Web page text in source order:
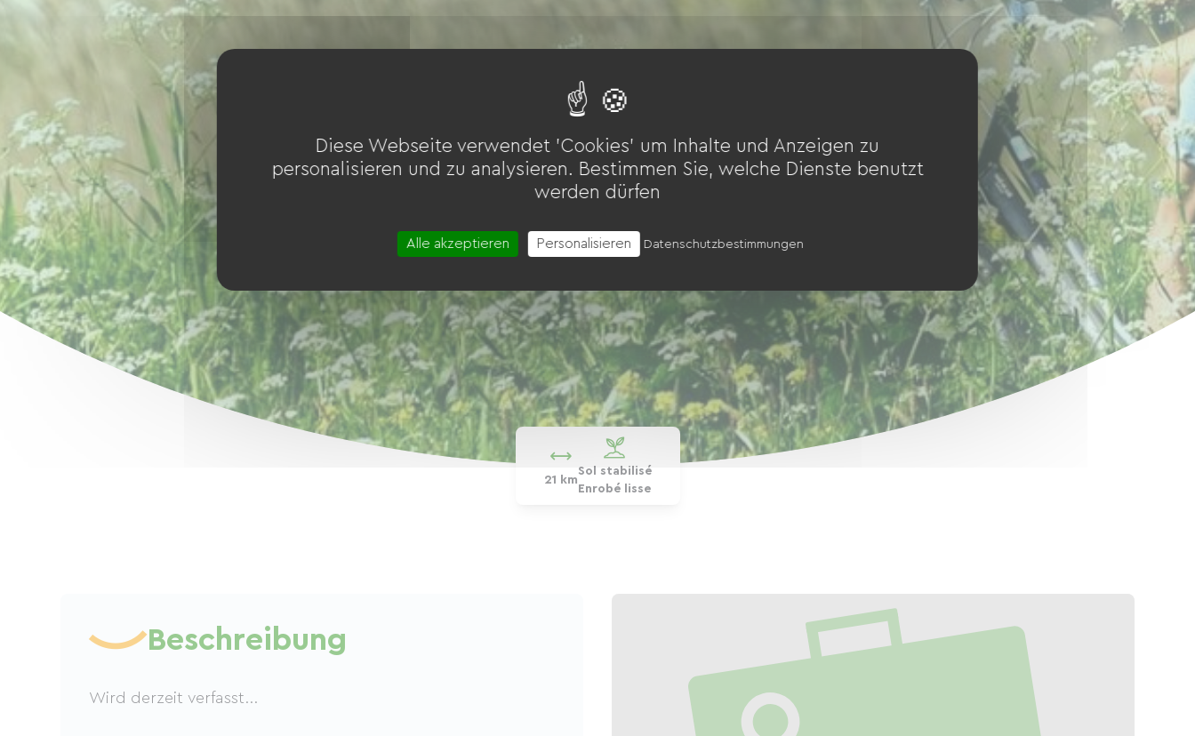
21 km
Sol stabilisé
Enrobé lisse
Beschreibung
Wird derzeit verfasst...
Diese Webseite verwendet 'Cookies' um Inhalte und Anzeigen zu
personalisieren und zu analysieren. Bestimmen Sie, welche Dienste benutzt
werden dürfen
Alle akzeptieren Personalisieren Datenschutzbestimmungen